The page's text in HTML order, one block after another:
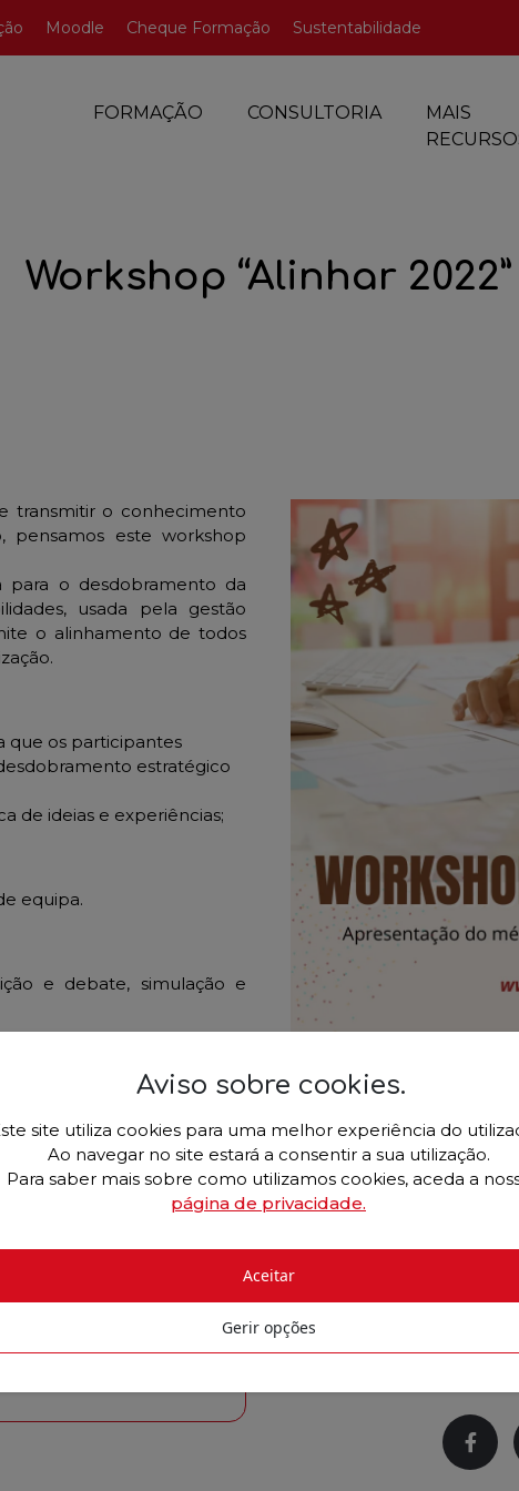
Moodle Cheque Formação Sustentabilidade
FORMAÇÃO CONSULTORIA
MAIS
Workshop “Alinhar 2022”
transmitir o conhecimento
pensamos este workshop
para o desdobramento da
usada pela gestão
o alinhamento de todos
que os participantes
estratégico
de ideias e experiências;
equipa.
e debate, simulação e
ou
Informação
Das 18h30 às 23h00
Partilhe
Aviso sobre cookies.
site utiliza cookies para uma melhor experiência do
Ao navegar no site estará a consentir a sua utilização.
Para saber mais sobre como utilizamos cookies, aceda a
página de privacidade.
Aceitar
Gerir opções